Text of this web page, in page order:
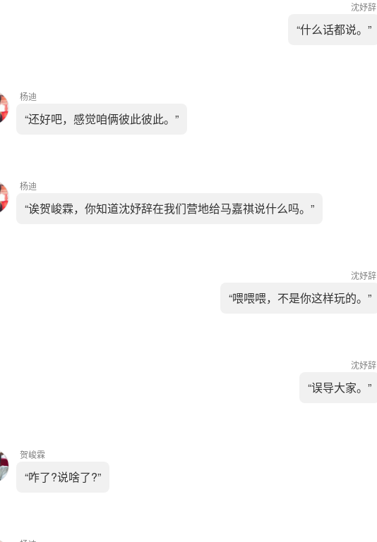
沈妤辞
“什么话都说。”
杨迪
“还好吧，感觉咱俩彼此彼此。”
杨迪
“诶贺峻霖，你知道沈妤辞在我们营地给马嘉祺说什么吗。”
沈妤辞
“喂喂喂，不是你这样玩的。”
沈妤辞
“误导大家。”
贺峻霖
“咋了?说啥了?”